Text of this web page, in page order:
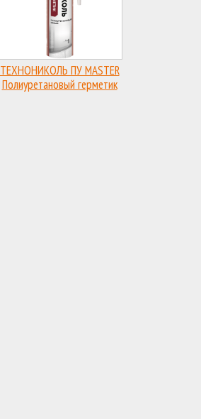
ТЕХНОНИКОЛЬ ПУ MASTER
Полиуретановый герметик